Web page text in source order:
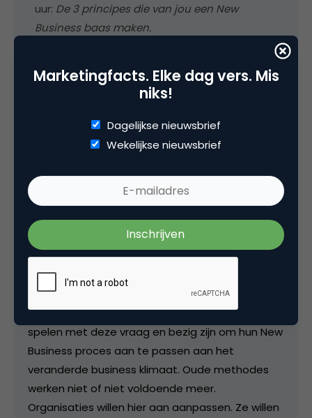
uur: De 3 principes die van jou een New
Business baas maken.
Deel dit artikel
Chris de Graaf
Mede-eigenaar bijMATCH-DAY
Hoe bouw je een New Business Machine die keer
op keer werkt? Wat ik zie is dat veel organisaties
spelen met deze vraag en bezig zijn om hun New
Business proces aan te passen aan het
veranderde business klimaat. Oude methodes
werken niet of niet voldoende meer.
Organisaties willen hier aan aanpassen. Ze willen
Marketingfacts. Elke dag vers. Mis
niks!
Dagelijkse nieuwsbrief
Wekelijkse nieuwsbrief